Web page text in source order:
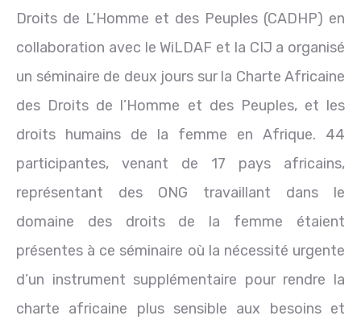
Droits de L’Homme et des Peuples (CADHP) en
collaboration avec le WiLDAF et la CIJ a organisé
un séminaire de deux jours sur la Charte Africaine
des Droits de l’Homme et des Peuples, et les
droits humains de la femme en Afrique. 44
participantes, venant de 17 pays africains,
représentant des ONG travaillant dans le
domaine des droits de la femme étaient
présentes à ce séminaire où la nécessité urgente
d’un instrument supplémentaire pour rendre la
charte africaine plus sensible aux besoins et